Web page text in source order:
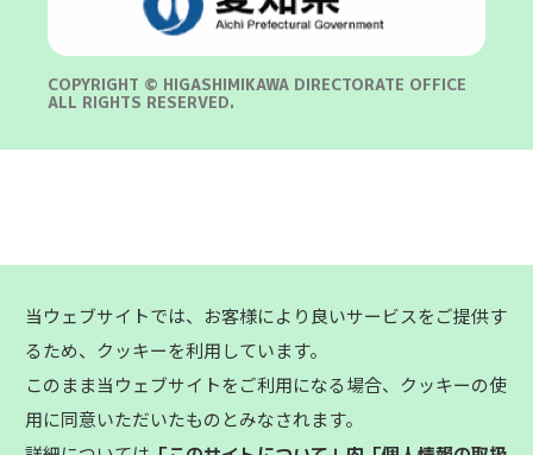
COPYRIGHT © HIGASHIMIKAWA DIRECTORATE OFFICE
ALL RIGHTS RESERVED.
当ウェブサイトでは、お客様により良いサービスをご提供す
るため、クッキーを利用しています。
このまま当ウェブサイトをご利用になる場合、クッキーの使
用に同意いただいたものとみなされます。